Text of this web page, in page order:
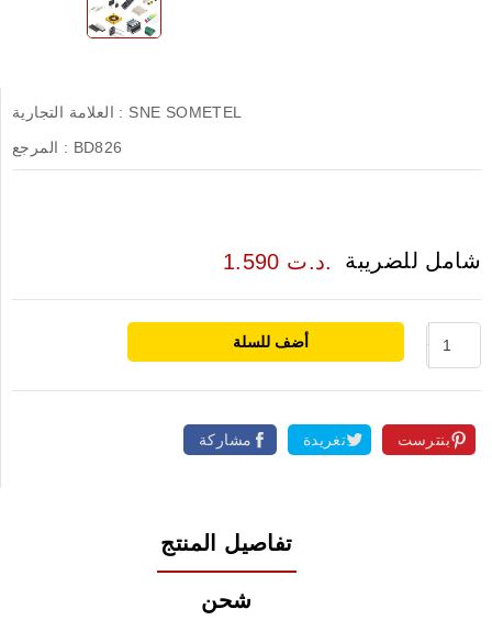
العلامة التجارية : SNE SOMETEL
المرجع : BD826
1.590 د.ت. شامل للضريبة
أضف للسلة
مشاركة تغريدة بنترست
تفاصيل المنتج
شحن